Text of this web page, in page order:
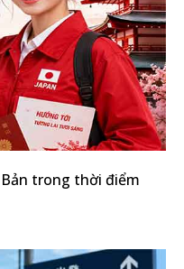
trong thời điểm